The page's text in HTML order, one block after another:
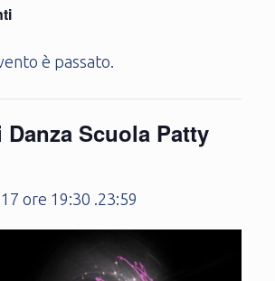
è passato.
Scuola Patty
ore 19:30 .23:59